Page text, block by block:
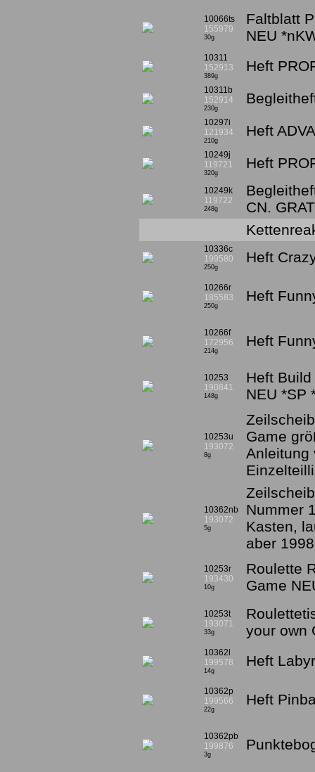
10066ts
155979
30g
Faltblatt
NEU
10311
152913
389g
Heft
10311b
152914
230g
10297i
121934
210g
Heft
10249j
119721
320g
Heft
10249k
119722
248g
CN.
10336c
199580
250g
Heft
10266r
185583
250g
Heft
10266f
172956
214g
Heft
10253
190841
148g
Heft
NEU *SP
10253u
193072
8g
Game
Anleitung
10362nb
193072
5g
Nummer
Kasten,
aber
10253r
193430
10g
Roulette
Game
10253t
193071
33g
your own
10362l
199578
14g
Heft
10362p
199566
22g
Heft
10362pb
199876
3g